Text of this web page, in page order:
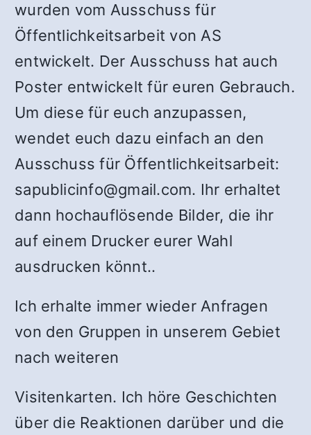
wurden vom Ausschuss für
Öffentlichkeitsarbeit von AS
entwickelt. Der Ausschuss hat auch
Poster entwickelt für euren Gebrauch.
Um diese für euch anzupassen,
wendet euch dazu einfach an den
Ausschuss für Öffentlichkeitsarbeit:
sapublicinfo@gmail.com. Ihr erhaltet
dann hochauflösende Bilder, die ihr
auf einem Drucker eurer Wahl
ausdrucken könnt..
Ich erhalte immer wieder Anfragen
von den Gruppen in unserem Gebiet
nach weiteren
Visitenkarten. Ich höre Geschichten
über die Reaktionen darüber und die